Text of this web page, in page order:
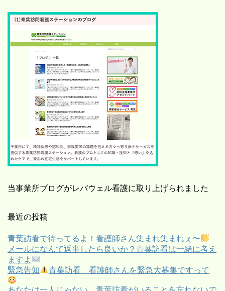
当事業所ブログがレバウェル看護に取り上げられました
最近の投稿
青葉訪看で待ってるよ！看護師さん集まれ集まれぇ〜
メールになんて返事したら良いか？青葉訪看は一緒に考え
ますよ
緊急告知
青葉訪看 看護師さんを緊急大募集ですって